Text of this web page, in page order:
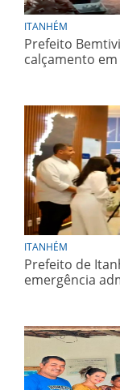
ITANHÉM
Prefeito
calçamento em
ITANHÉM
Prefeito de
emergência